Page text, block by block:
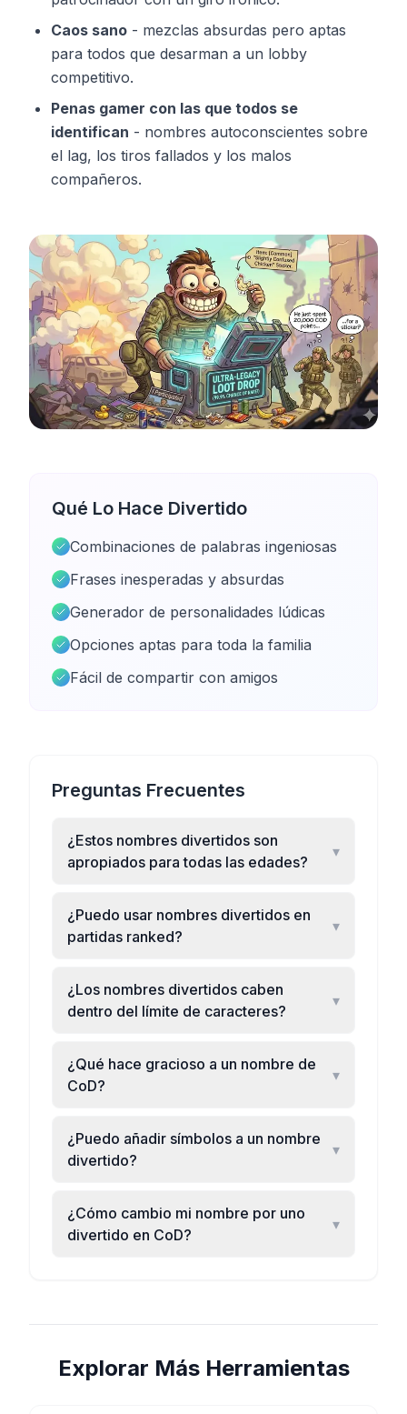
Caos sano - mezclas absurdas pero aptas
para todos que desarman a un lobby
competitivo.
Penas gamer con las que todos se
identifican - nombres autoconscientes sobre
el lag, los tiros fallados y los malos
compañeros.
Qué Lo Hace Divertido
Combinaciones de palabras ingeniosas
Frases inesperadas y absurdas
Generador de personalidades lúdicas
Opciones aptas para toda la familia
Fácil de compartir con amigos
Preguntas Frecuentes
¿Estos nombres divertidos son
apropiados para todas las edades?
▾
¿Puedo usar nombres divertidos en
partidas ranked?
▾
¿Los nombres divertidos caben
dentro del límite de caracteres?
▾
¿Qué hace gracioso a un nombre de
CoD?
▾
¿Puedo añadir símbolos a un nombre
divertido?
▾
¿Cómo cambio mi nombre por uno
divertido en CoD?
▾
Explorar Más Herramientas